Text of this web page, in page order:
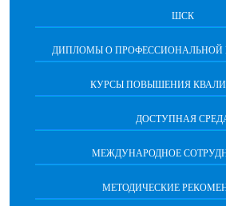
ШСК
ДИПЛОМЫ О ПРОФЕССИОНАЛЬНОЙ
КУРСЫ ПОВЫШЕНИЯ
ДОСТУПНАЯ
МЕЖДУНАРОДНОЕ
МЕТОДИЧЕСКИЕ